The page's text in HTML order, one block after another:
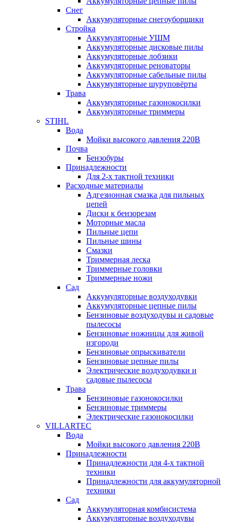
Снег
Аккумуляторные снегоуборщики
Стройка
Аккумуляторные УШМ
Аккумуляторные дисковые пилы
Аккумуляторные лобзики
Аккумуляторные реноваторы
Аккумуляторные сабельные пилы
Аккумуляторные шуруповёрты
Трава
Аккумуляторные газонокосилки
Аккумуляторные триммеры
STIHL
Вода
Мойки высокого давления 220В
Почва
Бензобуры
Принадлежности
Для 2-х тактной техники
Расходные материалы
Адгезионная смазка для пильных
цепей
Диски к бензорезам
Моторные масла
Пильные цепи
Пильные шины
Смазки
Триммерная леска
Триммерные головки
Триммерные ножи
Сад
Аккумуляторные воздуходувки
Аккумуляторные цепные пилы
Бензиновые воздуходувы и садовые
пылесосы
Бензиновые ножницы для живой
изгороди
Бензиновые опрыскиватели
Бензиновые цепные пилы
Электрические воздуходувки и
садовые пылесосы
Трава
Бензиновые газонокосилки
Бензиновые триммеры
Электрические газонокосилки
VILLARTEC
Вода
Мойки высокого давления 220В
Принадлежности
Принадлежности для 4-х тактной
техники
Принадлежности для аккумуляторной
техники
Сад
Аккумуляторная комбисистема
Аккумуляторные воздуходувы